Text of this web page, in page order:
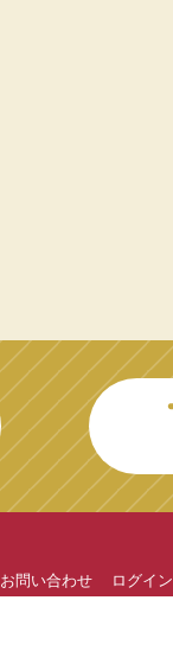
お問い合わせ ログイン